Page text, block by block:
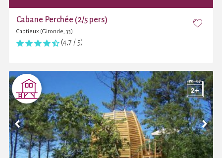
Cabane Perchée (2/5 pers)
Captieux (Gironde, 33)
(4,7 / 5)